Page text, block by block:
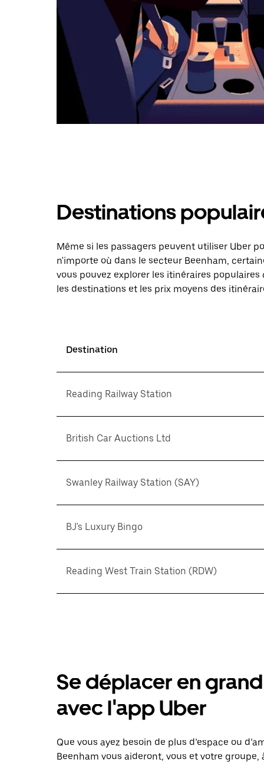
Destinations
Même si les passagers peuvent utiliser Uber
n'importe où dans le secteur Beenham,
vous pouvez explorer les itinéraires
les destinations et les prix moyens des
Destination
Reading Railway Station
British Car Auctions Ltd
Swanley Railway Station (SAY)
BJ's Luxury Bingo
Reading West Train Station (RDW)
Se déplacer en
avec l'app Uber
Que vous ayez besoin de plus d’espace ou
Beenham vous aideront, vous et votre